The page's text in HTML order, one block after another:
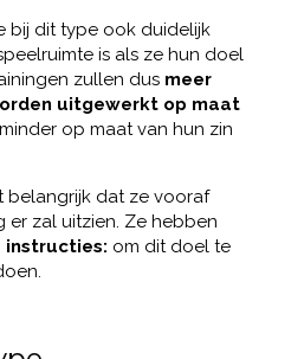
bij dit type ook duidelijk
is als ze hun doel
zullen dus meer
uitgewerkt op maat
op maat van hun zin
belangrijk dat ze vooraf
er zal uitzien. Ze hebben
instructies: om dit doel te